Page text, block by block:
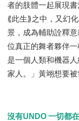
者的肢體一起展現
⟪此生⟫之中，又幻
景，成為輔助詮釋
位真正的舞者夥伴
是一個人類和機器
家人。」黃翊想要被
沒有UNDO 一切都